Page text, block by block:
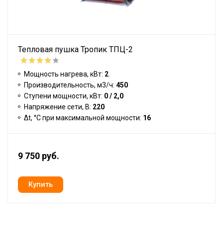
Тепловая пушка Тропик ТПЦ-2
Мощность нагрева, кВт: 2
Производительность, м3/ч: 450
Ступени мощности, кВт: 0 / 2,0
Напряжение сети, В: 220
Δt, °C при максимальной мощности: 16
9 750 руб.